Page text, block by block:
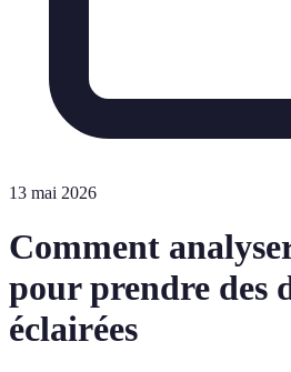
13 mai 2026
Comment
pour prendre des
éclairées